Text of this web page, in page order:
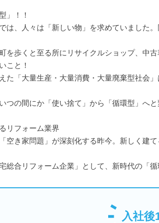
」！！
は、人々は「新しい物」を求めていました
を歩くと至る所にリサイクルショップ、中
こと！
た「大量生産・大量消費・大量廃棄型社会
つの間にか「使い捨て」から「循環型」へと
リフォーム業界
空き家問題」が深刻化する昨今。新しく建
総合リフォーム企業」として、新時代の「
入社